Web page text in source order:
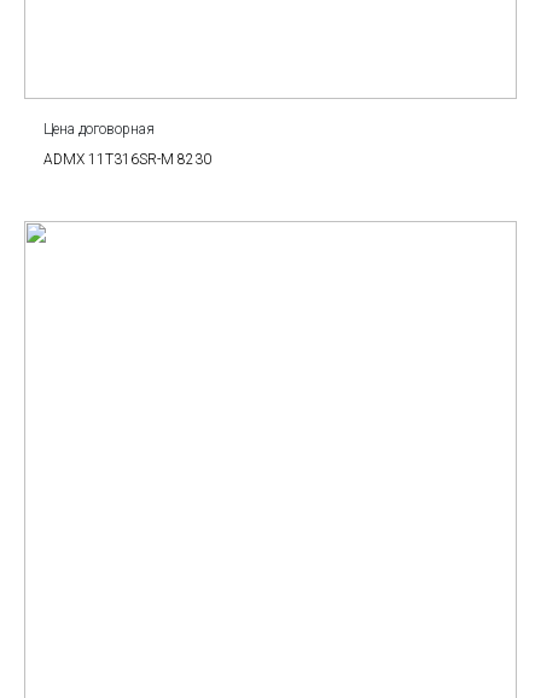
Цена договорная
ADMX 11T316SR-M 8230